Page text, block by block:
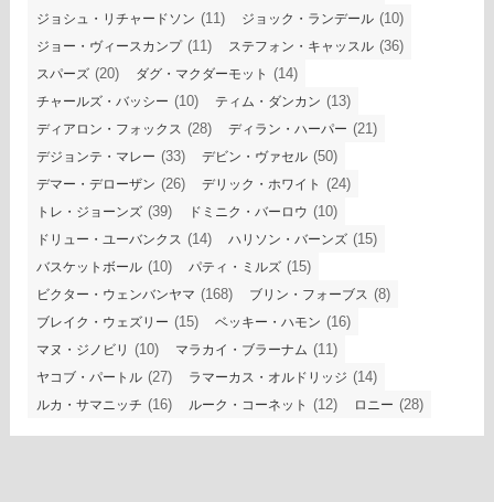
ジョシュ・リチャードソン (11) ジョック・ランデール (10)
ジョー・ヴィースカンプ(11) ステフォン・キャッスル (36)
スパーズ (20) ダグ・マクダーモット (14)
チャールズ・バッシー (10) ティム・ダンカン (13)
ディアロン・フォックス (28) ディラン・ハーパー (21)
デジョンテ・マレー (33) デビン・ヴァセル (50)
デマー・デローザン (26) デリック・ホワイト (24)
トレ・ジョーンズ (39) ドミニク・バーロウ (10)
ドリュー・ユーバンクス (14) ハリソン・バーンズ (15)
バスケットボール (10) パティ・ミルズ (15)
ビクター・ウェンバンヤマ (168) ブリン・フォーブス (8)
ブレイク・ウェズリー (15) ベッキー・ハモン (16)
マヌ・ジノビリ (10) マラカイ・ブラーナム (11)
ヤコブ・パートル (27) ラマーカス・オルドリッジ (14)
ルカ・サマニッチ (16) ルーク・コーネット (12) ロニー (28)